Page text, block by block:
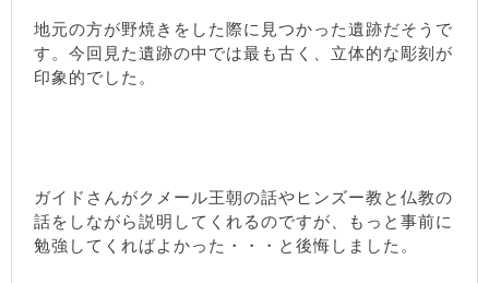
地元の方が野焼きをした際に見つかった遺跡だそうで
す。今回見た遺跡の中では最も古く、立体的な彫刻が
印象的でした。
ガイドさんがクメール王朝の話やヒンズー教と仏教の
話をしながら説明してくれるのですが、もっと事前に
勉強してくればよかった・・・と後悔しました。